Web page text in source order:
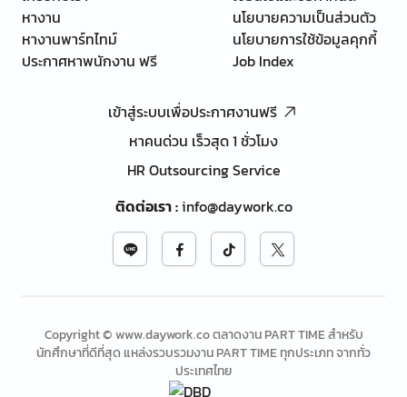
หางาน
หางานพาร์ทไทม์
ประกาศหาพนักงาน ฟรี
นโยบายความเป็นส่วนตัว
นโยบายการใช้ข้อมูลคุกกี้
Job Index
เข้าสู่ระบบเพื่อประกาศงานฟรี
หาคนด่วน เร็วสุด 1 ชั่วโมง
HR Outsourcing Service
ติดต่อเรา:info@daywork.co
Copyright © www.daywork.co ตลาดงาน PART TIME สำหรับ
นักศึกษาที่ดีที่สุด แหล่งรวบรวมงาน PART TIME ทุกประเภท จากทั่ว
ประเทศไทย